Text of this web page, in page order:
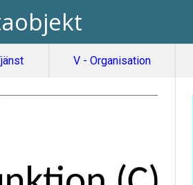
V - Organisation